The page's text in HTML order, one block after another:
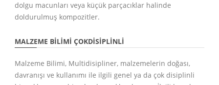
dolgu macunları veya küçük parçacıklar halinde
doldurulmuş kompozitler.
MALZEME BILIMI ÇOKDISIPLINLI
Malzeme Bilimi, Multidisipliner, malzemelerin doğası,
davranışı ve kullanımı ile ilgili genel ya da çok disiplinli